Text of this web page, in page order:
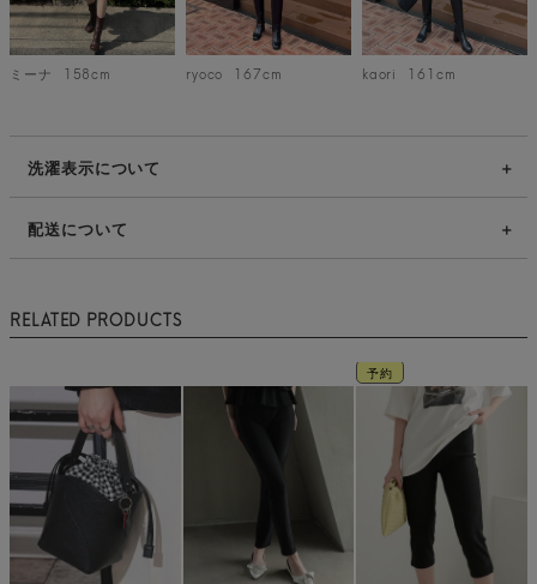
ミーナ 158cm ryoco 167cm kaori 161cm
洗濯表示について
配送について
RELATED PRODUCTS
予約